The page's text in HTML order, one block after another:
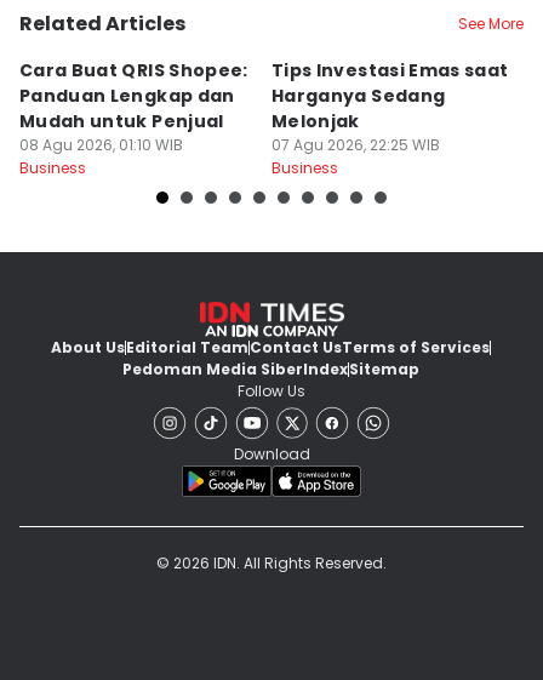
Related Articles See More
Cara Buat QRIS Shopee:
Panduan Lengkap dan
Mudah untuk Penjual
08 Agu 2026, 01:10 WIB
Business
Tips Investasi Emas saat
Harganya Sedang
Melonjak
07 Agu 2026, 22:25 WIB
Business
About UsEditorial TeamContact UsTerms of Services
Pedoman Media SiberIndexSitemap
Follow Us
Download
© 2026 IDN. All Rights Reserved.